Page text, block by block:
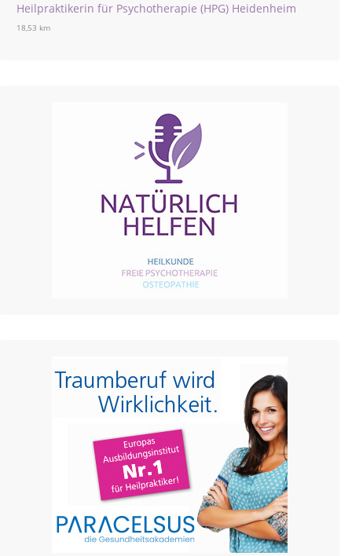
Heilpraktikerin für Psychotherapie (HPG) Heidenheim
18,53 km